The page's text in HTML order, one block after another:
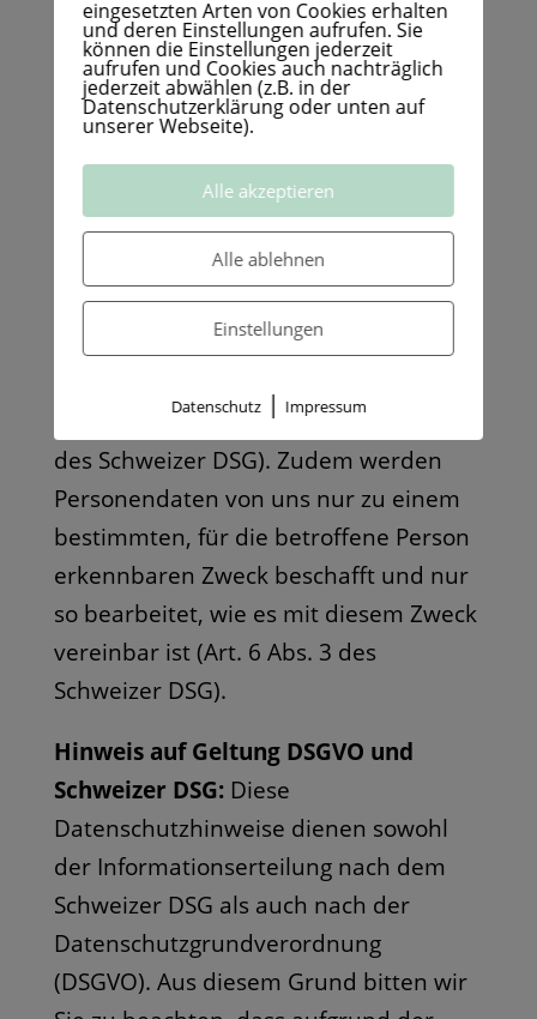
Grundlage des Bundesgesetzes über
den Datenschutz (kurz „Schweizer
DSG“). Anders als beispielsweise die
grundsätzlich nicht vor, dass eine
Rechtsgrundlage für die Bearbeitung
der Personendaten genannt werden
muss und die Bearbeitung von
Personendaten nach Treu und Glauben
verhältnismäßig ist (Art. 6 Abs. 1 und 2
des Schweizer DSG). Zudem werden
Personendaten von uns nur zu einem
bestimmten, für die betroffene Person
erkennbaren Zweck beschafft und nur
so bearbeitet, wie es mit diesem Zweck
vereinbar ist (Art. 6 Abs. 3 des
Schweizer DSG).
Hinweis auf Geltung DSGVO und
Schweizer DSG:Diese
Datenschutzhinweise dienen sowohl
der Informationserteilung nach dem
Schweizer DSG als auch nach der
Datenschutzgrundverordnung
(DSGVO). Aus diesem Grund bitten wir
eingesetzten Arten von Cookies erhalten
und deren Einstellungen aufrufen. Sie
können die Einstellungen jederzeit
aufrufen und Cookies auch nachträglich
jederzeit abwählen (z.B. in der
Datenschutzerklärung oder unten auf
unserer Webseite).
Alle akzeptieren
Alle ablehnen
Einstellungen
Datenschutz| Impressum